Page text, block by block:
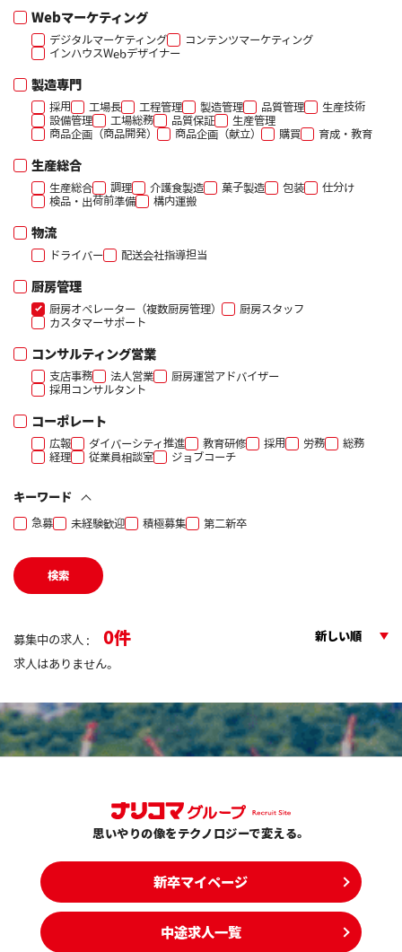
Webマーケティング
デジタルマーケティング
コンテンツマーケティング
インハウスWebデザイナー
製造専門
採用 工場長 工程管理 製造管理 品質管理
生産技術
設備管理
工場総務 品質保証
生産管理
商品企画（商品開発）
商品企画（献立） 購買 育成・教育
生産総合
生産総合 調理 介護食製造 菓子製造 包装
仕分け
検品・出荷前準備
構内運搬
物流
ドライバー 配送会社指導担当
厨房管理
厨房オペレーター（複数厨房管理）
厨房スタッフ
カスタマーサポート
コンサルティング営業
支店事務 法人営業
厨房運営アドバイザー
採用コンサルタント
コーポレート
広報 ダイバーシティ推進 教育研修 採用 労務
総務
経理
従業員相談室 ジョブコーチ
キーワード
急募 未経験歓迎 積極募集 第二新卒
検索
募集中の求人 : 0 新しい順
求人はありません。
思いやりの像をテクノロジーで変える。
新卒マイページ
中途求人一覧